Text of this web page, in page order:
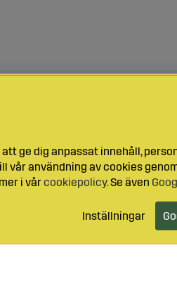
ge dig anpassat innehåll,
användning av cookies
i vårcookiepolicy. Se även
Inställningar